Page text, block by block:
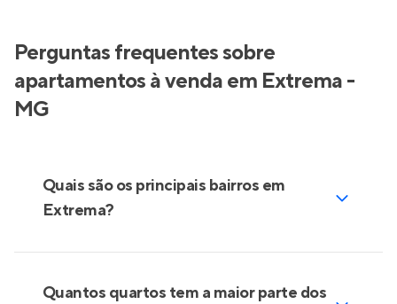
Perguntas frequentes sobre
apartamentos à venda em Extrema -
MG
Quais são os principais bairros em
Extrema?
Quantos quartos tem a maior parte dos